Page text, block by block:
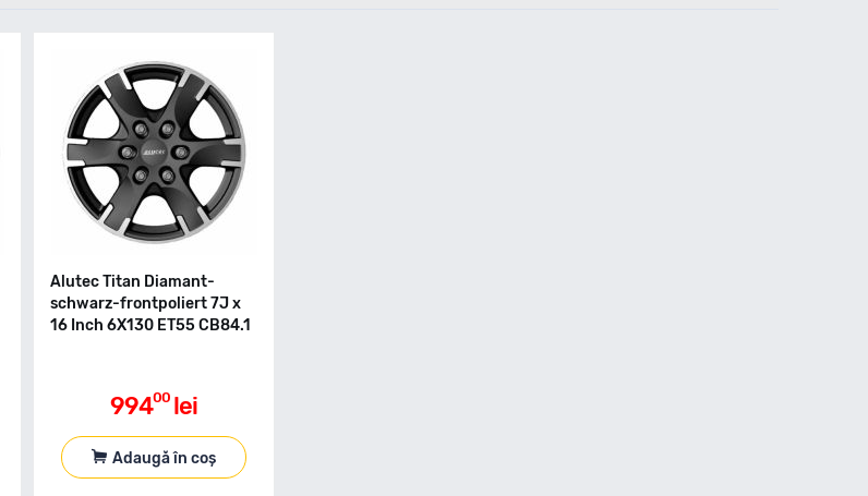
Alutec Titan Diamant-
schwarz-frontpoliert 7J x
16 Inch 6X130 ET55 CB84.1
99400 lei
Adaugă în coș